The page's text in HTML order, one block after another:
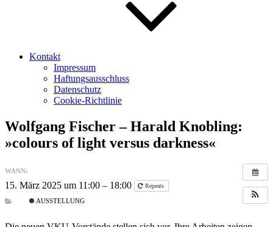
Kontakt
Impressum
Haftungsausschluss
Datenschutz
Cookie-Richtlinie
Wolfgang Fischer – Harald Knobling:
»colours of light versus darkness«
WANN:
15. März 2025 um 11:00 – 18:00 Repeats
AUSSTELLUNG